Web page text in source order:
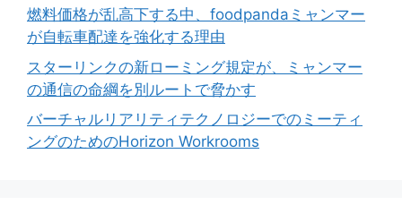
燃料価格が乱高下する中、foodpandaミャンマー
が自転車配達を強化する理由
スターリンクの新ローミング規定が、ミャンマー
の通信の命綱を別ルートで脅かす
バーチャルリアリティテクノロジーでのミーティ
ングのためのHorizon Workrooms